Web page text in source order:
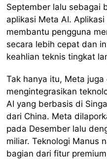
September lalu sebagai
aplikasi Meta AI.
membantu pengguna
secara lebih cepat dan
keahlian teknis tingkat
Tak hanya itu, Meta
mengintegrasikan
AI yang berbasis di
dari China. Meta
pada Desember lalu
miliar. Teknologi Manus
bagian dari fitur